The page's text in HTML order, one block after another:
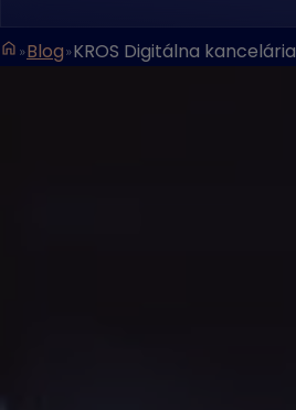
Blog KROS Digitálna kancelária